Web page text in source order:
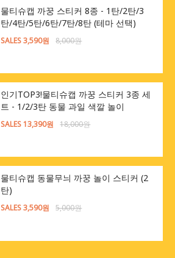
물티슈캡 까꿍 스티커 8종 - 1탄/2탄/3
탄/4탄/5탄/6탄/7탄/8탄 (테마 선택)
SALES 3,590원 8,000원
인기TOP3!물티슈캡 까꿍 스티커 3종 세
트 - 1/2/3탄 동물 과일 색깔 놀이
SALES 13,390원 18,000원
물티슈캡 동물무늬 까꿍 놀이 스티커 (2
탄)
SALES 3,590원 5,000원